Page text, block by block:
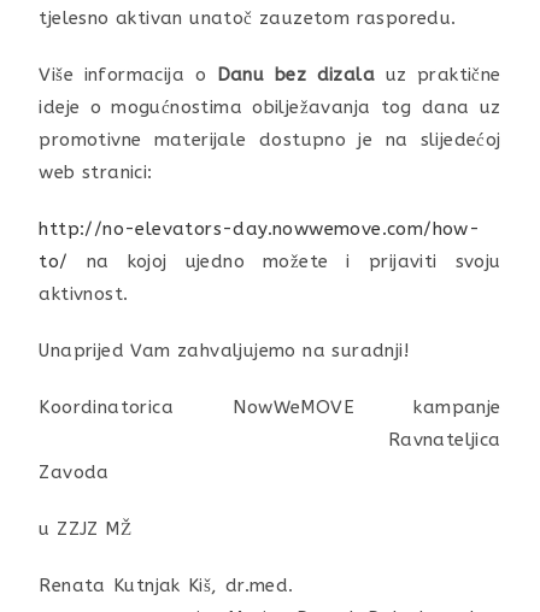
tjelesno aktivan unatoč zauzetom rasporedu.
Više informacija o Danu bez dizala uz praktične
ideje o mogućnostima obilježavanja tog dana uz
promotivne materijale dostupno je na slijedećoj
web stranici:
http://no-elevators-day.nowwemove.com/how-
to/ na kojoj ujedno možete i prijaviti svoju
aktivnost.
Unaprijed Vam zahvaljujemo na suradnji!
Koordinatorica NowWeMOVE kampanje
Ravnateljica
Zavoda
u ZZJZ MŽ
Renata Kutnjak Kiš, dr.med.